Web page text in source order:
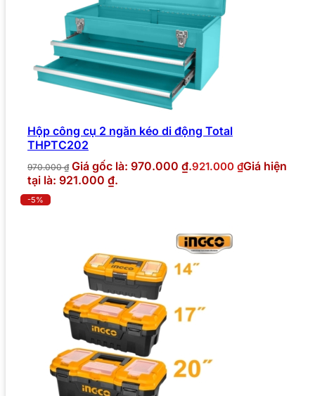
Hộp công cụ 2 ngăn kéo di động Total
THPTC202
970.000₫ Giá gốc là: 970.000 ₫.921.000 ₫Giá hiện
tại là: 921.000 ₫.
-5%